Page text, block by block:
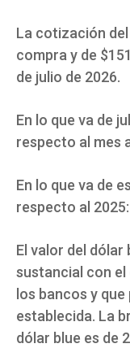
La cotización
compra y de
de julio de 2026.
En lo que va de
respecto al mes
En lo que va de
respecto al
El valor del
sustancial con el
los bancos y
establecida. La
dólar blue es de